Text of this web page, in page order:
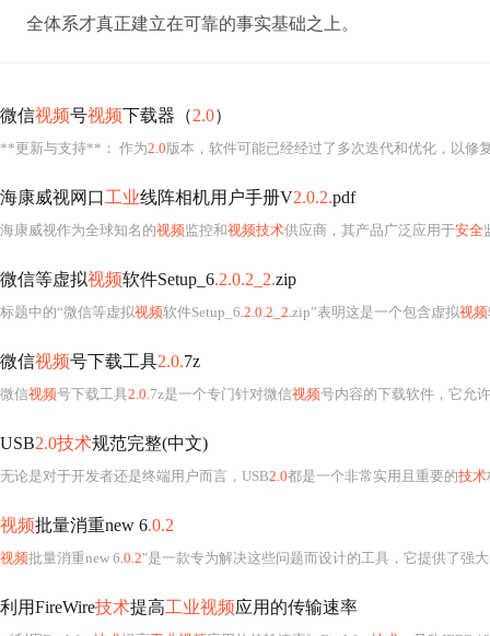
全体系才真正建立在可靠的事实基础之上。
微信视频号视频下载器（2.0）
**更新与支持**： 作为2.0 版本，软件可能已经经过了多次迭代和优化，以修复早
海康威视网口工业线阵相机用户手册V2.0.2.pdf
海康威视作为全球知名的视频监控和视频技术供应商，其产品广泛应用于安全
微信等虚拟视频软件Setup_6.2.0.2_2.zip
标题中的“微信等虚拟视频软件Setup_6.2.0.2_2.zip”表明这是一个包含虚拟视频
微信视频号下载工具2.0.7z
微信视频号下载工具2.0.7z是一个专门针对微信视频号内容的下载软件，它允
USB2.0技术规范完整(中文)
无论是对于开发者还是终端用户而言，USB2.0都是一个非常实用且重要的技术
视频批量消重new 6.0.2
视频批量消重new 6.0.2"是一款专为解决这些问题而设计的工具，它提供了强
利用FireWire技术提高工业视频应用的传输速率